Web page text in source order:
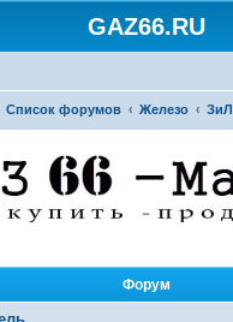
GAZ66.RU
Список форумов Железо ЗиЛ
Форум